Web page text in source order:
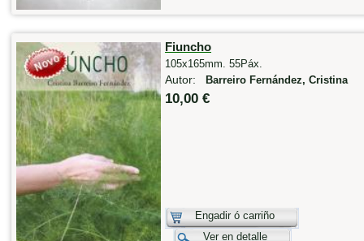
Fiuncho
105x165mm. 55Páx.
Autor: Barreiro Fernández, Cristina
10,00 €
Engadir ó carriño
Ver en detalle